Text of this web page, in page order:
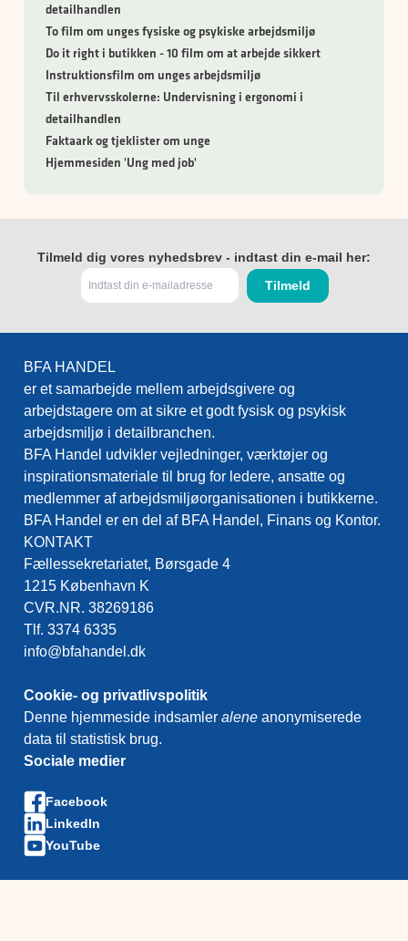
detailhandlen
To film om unges fysiske og psykiske arbejdsmiljø
Do it right i butikken - 10 film om at arbejde sikkert
Instruktionsfilm om unges arbejdsmiljø
Til erhvervsskolerne: Undervisning i ergonomi i
detailhandlen
Faktaark og tjeklister om unge
Hjemmesiden 'Ung med job'
Tilmeld dig vores nyhedsbrev - indtast din e-mail her:
BFA HANDEL
er et samarbejde mellem arbejdsgivere og
arbejdstagere om at sikre et godt fysisk og psykisk
arbejdsmiljø i detailbranchen.
BFA Handel udvikler vejledninger, værktøjer og
inspirationsmateriale til brug for ledere, ansatte og
medlemmer af arbejdsmiljøorganisationen i butikkerne.
BFA Handel er en del af BFA Handel, Finans og Kontor.
KONTAKT
Fællessekretariatet, Børsgade 4
1215 København K
CVR.NR. 38269186
Tlf. 3374 6335
info@bfahandel.dk
Cookie- og privatlivspolitik
Denne hjemmeside indsamler alene anonymiserede
data til statistisk brug.
Sociale medier
Facebook
LinkedIn
YouTube